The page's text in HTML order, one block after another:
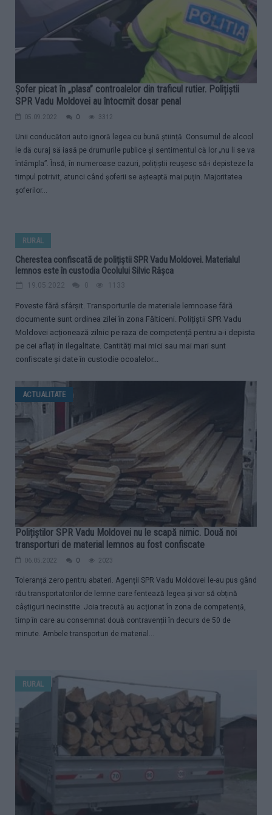
Șofer picat în „plasa” controalelor din traficul rutier. Polițiștii
SPR Vadu Moldovei au întocmit dosar penal
05.09.2022 0 3312
Unii conducători auto ignoră legea cu bună știință. Consumul de alcool
le dă curaj să iasă pe drumurile publice și sentimentul că lor „nu li se va
întâmpla”. Însă, în numeroase cazuri, polițiștii reușesc să-i depisteze la
timpul potrivit, atunci când șoferii se așteaptă mai puțin. Majoritatea
șoferilor...
RURAL
Cherestea confiscată de polițiștii SPR Vadu Moldovei. Materialul
lemnos este în custodia Ocolului Silvic Râșca
19.05.2022 0 1133
Poveste fără sfârșit. Transporturile de materiale lemnoase fără
documente sunt ordinea zilei în zona Fălticeni. Polițiștii SPR Vadu
Moldovei acționează zilnic pe raza de competență pentru a-i depista
pe cei aflați în ilegalitate. Cantități mai mici sau mai mari sunt
confiscate și date în custodie ocoalelor...
ACTUALITATE
Polițiștilor SPR Vadu Moldovei nu le scapă nimic. Două noi
transporturi de material lemnos au fost confiscate
06.05.2022 0 2023
Toleranță zero pentru abateri. Agenții SPR Vadu Moldovei le-au pus gând
rău transportatorilor de lemne care fentează legea și vor să obțină
câștiguri necinstite. Joia trecută au acționat în zona de competență,
timp în care au consemnat două contravenții în decurs de 50 de
minute. Ambele transporturi de material...
RURAL